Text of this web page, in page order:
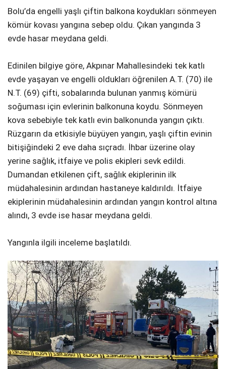
Bolu’da engelli yaşlı çiftin balkona koydukları sönmeyen
kömür kovası yangına sebep oldu. Çıkan yangında 3
evde hasar meydana geldi.
Edinilen bilgiye göre, Akpınar Mahallesindeki tek katlı
evde yaşayan ve engelli oldukları öğrenilen A.T. (70) ile
N.T. (69) çifti, sobalarında bulunan yanmış kömürü
soğuması için evlerinin balkonuna koydu. Sönmeyen
kova sebebiyle tek katlı evin balkonunda yangın çıktı.
Rüzgarın da etkisiyle büyüyen yangın, yaşlı çiftin evinin
bitişiğindeki 2 eve daha sıçradı. İhbar üzerine olay
yerine sağlık, itfaiye ve polis ekipleri sevk edildi.
Dumandan etkilenen çift, sağlık ekiplerinin ilk
müdahalesinin ardından hastaneye kaldırıldı. İtfaiye
ekiplerinin müdahalesinin ardından yangın kontrol altına
alındı, 3 evde ise hasar meydana geldi.
Yangınla ilgili inceleme başlatıldı.